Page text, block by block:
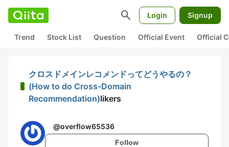
search Login Signup
Trend Stock List Question Official Event Official
クロスドメインレコメンドってどうやるの？
(How to do Cross-Domain
Recommendation)likers
@overflow65536
Follow